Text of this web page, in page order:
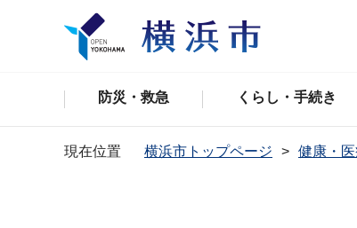
防災・救急 くらし・手続き
現在位置 横浜市トップページ 健康・